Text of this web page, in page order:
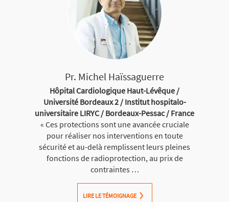
Pr. Michel Haïssaguerre
Hôpital Cardiologique Haut-Lévêque /
Université Bordeaux 2 / Institut hospitalo-
universitaire LIRYC / Bordeaux-Pessac / France
« Ces protections sont une avancée cruciale
pour réaliser nos interventions en toute
sécurité et au-delà remplissent leurs pleines
fonctions de radioprotection, au prix de
contraintes …
LIRE LE TÉMOIGNAGE